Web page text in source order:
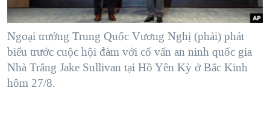
SỨC KHOẺ
VĂN HOÁ
THỂ THAO
GIÁO DỤC
NGÀY TỊ NẠN THẾ GIỚI
GROUND ZERO – XƯA VÀ NAY
CHI PHÍ CHIẾN TRANH AFGHANISTAN
Ngôn ngữ khác
Ngoại trưởng Trung Quốc Vương Nghị (phải) phát
biểu trước cuộc hội đàm với cố vấn an ninh quốc gia
Nhà Trắng Jake Sullivan tại Hồ Yên Kỳ ở Bắc Kinh
hôm 27/8.